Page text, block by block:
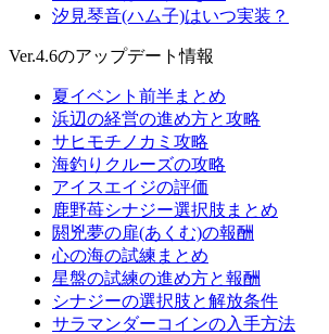
汐見琴音(ハム子)はいつ実装？
Ver.4.6のアップデート情報
夏イベント前半まとめ
浜辺の経営の進め方と攻略
サヒモチノカミ攻略
海釣りクルーズの攻略
アイスエイジの評価
鹿野苺シナジー選択肢まとめ
閼兇夢の扉(あくむ)の報酬
心の海の試練まとめ
星盤の試練の進め方と報酬
シナジーの選択肢と解放条件
サラマンダーコインの入手方法